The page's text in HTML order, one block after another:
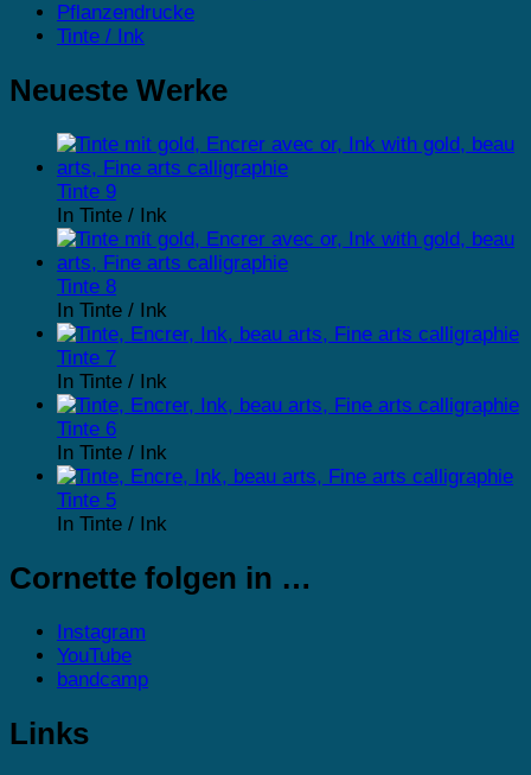
Pflanzendrucke
Tinte / Ink
Neueste Werke
Tinte 9
In Tinte / Ink
Tinte 8
In Tinte / Ink
Tinte 7
In Tinte / Ink
Tinte 6
In Tinte / Ink
Tinte 5
In Tinte / Ink
Cornette folgen in …
Instagram
YouTube
bandcamp
Links